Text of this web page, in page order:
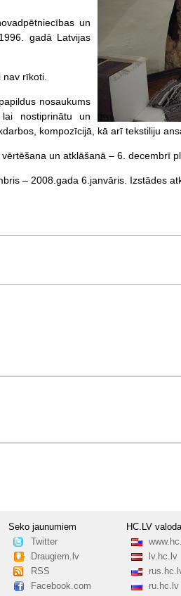
un
gadā Latvijas
rīkoti.
nosaukums
nostiprinātu un
kompozīcijā, kā arī tekstiliju
un atklāšanā – 6. decembrī
– 2008.gada 6.janvāris. Izstādes
Seko jaunumiem
Twitter
Draugiem.lv
RSS
Facebook.com
HC.LV
lv.hc.lv
ru.hc.lv